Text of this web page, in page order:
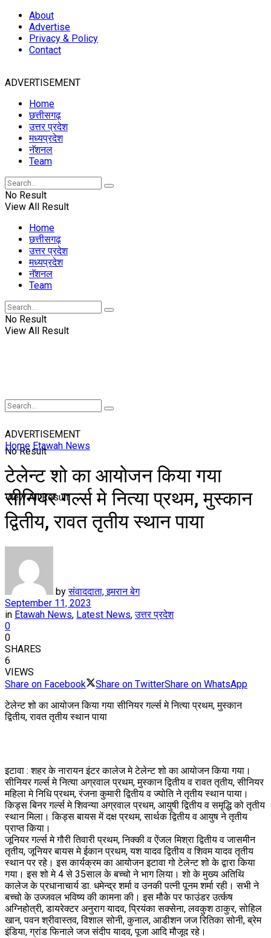
About
Advertise
Privacy & Policy
Contact
ADVERTISEMENT
Home
छत्तीसगढ़
उत्तर प्रदेश
मध्यप्रदेश
नॅशनल
Team
No Result
View All Result
Home
छत्तीसगढ़
उत्तर प्रदेश
मध्यप्रदेश
नॅशनल
Team
No Result
View All Result
No Result
View All Result
ADVERTISEMENT
Home Etawah News
टेलेन्ट शो का आयोजन किया गया
सीनियर गर्ल्स मे नित्या प्रथम, मुस्कान
द्वितीय, रावत तृतीय स्थान पाया
by संवाददाता, इमरान बेग
September 11, 2023
in Etawah News, Latest News,उत्तर प्रदेश
0
0
SHARES
6
VIEWS
Share on Facebook
Share on TwitterShare on WhatsApp
टेलेन्ट शो का आयोजन किया गया सीनियर गर्ल्स मे नित्या प्रथम, मुस्कान
द्वितीय, रावत तृतीय स्थान पाया
इटावा : शहर के नारायन इंटर कालेज मे टेलेन्ट शो का आयोजन किया गया।
सीनियर गर्ल्स मे नित्या अग्रवाल प्रथम, मुस्कान द्वितीय व रावत तृतीय, सीनियर
महिला मे निधि प्रथम, रंजना कुमारी द्वितीय व ज्योति ने तृतीय स्थान पाया।
किड्स बिनर गर्ल्स मे शिवन्या अग्रवाल प्रथम, आयुषी द्वितीय व समृद्धि को तृतीय
स्थान मिला। किड्स बायस में दक्ष प्रथम, सार्थक द्वितीय व आयुष ने तृतीय
प्राप्त किया।
जूनियर गर्ल्स मे गौरी तिवारी प्रथम, निक्की व ऐंजल मिश्रा द्वितीय व जासमीन
तृतीय, जूनियर बायस मे ईकान प्रथम, यश यादव द्वितीय व शिवम यादव तृतीय
स्थान पर रहे। इस कार्यक्रम का आयोजन इटावा गो टेलेन्ट शो के द्वारा किया
गया। इस शो मे 4 से 35साल के बच्चो ने भाग लिया। शो के मुख्य अतिथि
कालेज के प्रधानाचार्य डा. धमेन्द्र शर्मा व उनकी पत्नी पूनम शर्मा रही। सभी ने
बच्चो के उज्जवल भविष्य की कामना की। इस मौके पर फाउंडर उर्त्कष
अग्निहोत्री, डायरेक्टर अनुराग यादव, प्रियंका सक्सेना, लवकुश ठाकुर, सोहिल
खान, पवन श्रीवास्तव, विशाल सोनी, कुनाल, आडीशन जज रितिका सोनी, ब्रेम
इंडिया, ग्रांड फिनाले जज संदीप यादव, पूजा आदि मौजूद रहे।